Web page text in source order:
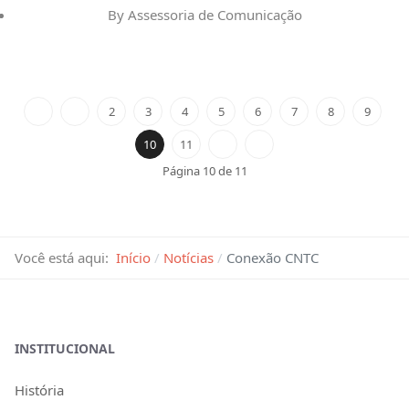
By Assessoria de Comunicação
2 3 4 5 6 7 8
9
10
11
Página 10 de 11
Você está aqui: Início Notícias Conexão CNTC
INSTITUCIONAL
História